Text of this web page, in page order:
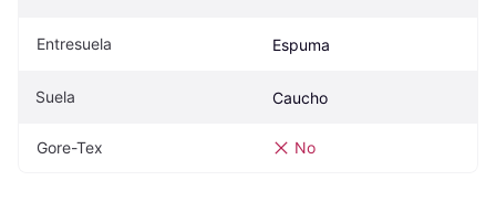
Entresuela Espuma
Suela Caucho
Gore-Tex No